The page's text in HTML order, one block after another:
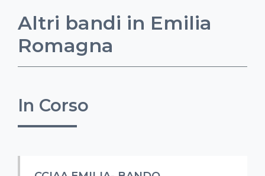
Altri bandi in Emilia
Romagna
In Corso